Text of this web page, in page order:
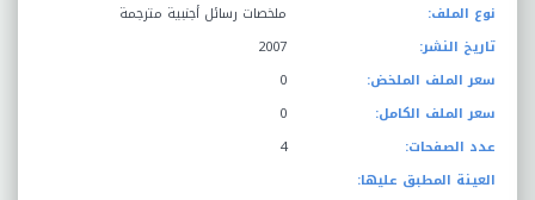
نوع الملف:
ملخصات رسائل أجنبية مترجمة
تاريخ النشر:
2007
سعر الملف الملخض:
0
سعر الملف الكامل:
0
عدد الصفحات:
4
العينة المطبق عليها: